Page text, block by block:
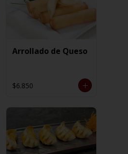
Arrollado de Queso
$6.850